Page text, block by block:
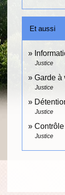
Et aussi
Justice
Garde à
Justice
Justice
Justice